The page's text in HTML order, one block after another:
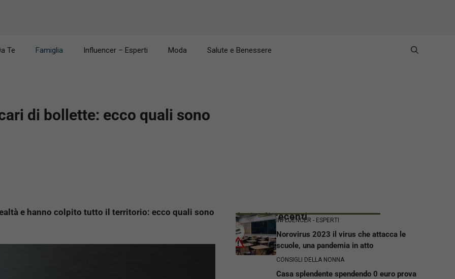
Te Famiglia Influencer – Esperti Moda Salute e Benessere
di bollette: ecco quali sono
e hanno colpito tutto il territorio: ecco quali sono
Articoli recentiINFLUENCER - ESPERTI
Norovirus 2023 il virus che attacca le
scuole, una pandemia in atto
CONSIGLI DELLA NONNA
Casa splendente spendendo 0 euro prova